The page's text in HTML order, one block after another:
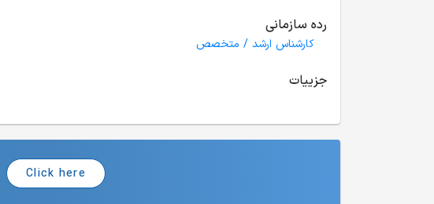
رده سازمانی
کارشناس ارشد / متخصص
جزییات
Click here